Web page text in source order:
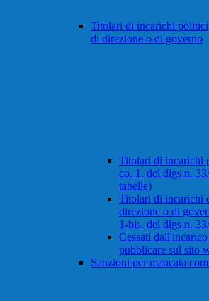
Titolari di incarichi
di direzione o di governo
Titolari di incarichi
co. 1, del dlgs n.
tabelle)
Titolari di incarichi
direzione o di
1-bis, del dlgs n.
Cessati
pubblicare sul sito
Sanzioni per mancata